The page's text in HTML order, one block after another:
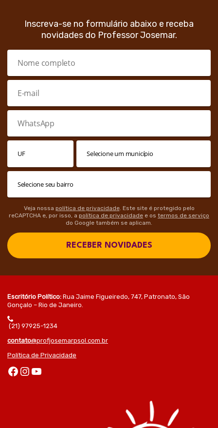
Inscreva-se no formulário abaixo e receba
novidades do Professor Josemar.
Veja nossa política de privacidade. Este site é protegido pelo
reCAPTCHA e, por isso, a política de privacidade e os termos de serviço
do Google também se aplicam.
RECEBER NOVIDADES
Escritório Político: Rua Jaime Figueiredo, 747, Patronato, São
Gonçalo – Rio de Janeiro.
(21) 97925-1234
contato@profjosemarpsol.com.br
Política de Privacidade
Facebook Instagram Youtube